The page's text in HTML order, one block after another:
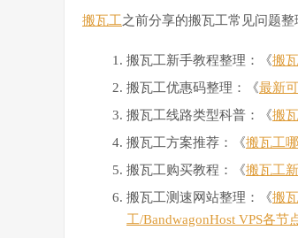
搬瓦工之前分享的搬瓦工常见问题
搬瓦工新手教程整理：《搬
搬瓦工优惠码整理：《最新
搬瓦工线路类型科普：《搬
搬瓦工方案推荐：《搬瓦工
搬瓦工购买教程：《搬瓦工
搬瓦工测速网站整理：《搬
工/BandwagonHost VPS各节